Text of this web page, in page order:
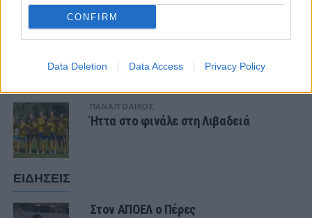
CONFIRM
Data Deletion Data Access Privacy Policy
ΤΕΛΕΥΤΑΙΑ ΝΕΑ
ΠΑΝΑΙΤΩΛΙΚΟΣ
του Παναιτωλικού, Κώστα
ΠΑΝΑΙΤΩΛΙΚΟΣ
Ήττα στο φινάλε στη Λιβαδειά
ΕΙΔΗΣΕΙΣ
Στον ΑΠΟΕΛ ο Πέρες